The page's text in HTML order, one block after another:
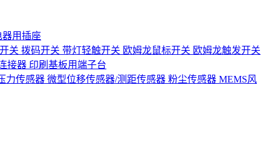
器用插座
关 拨码开关 带灯轻触开关 欧姆龙鼠标开关 欧姆龙触发开关
接器 印刷基板用端子台
力传感器 微型位移传感器/测距传感器 粉尘传感器 MEMS风